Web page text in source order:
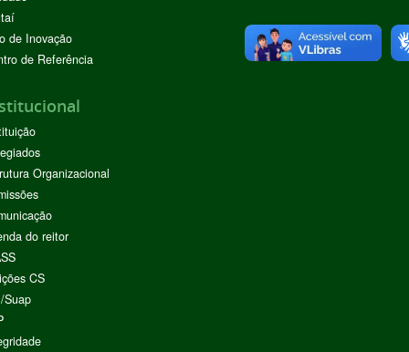
de Inovação
de Referência
Organizacional
do reitor
CS
Suap